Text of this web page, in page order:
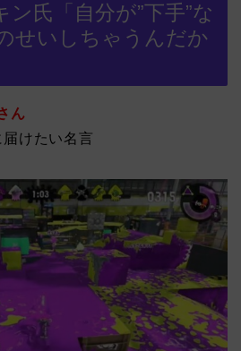
ン氏「自分が”下手”な
せいしちゃうんだか
ん
けたい名言